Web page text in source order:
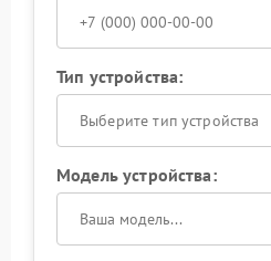
Тип устройства:
Выберите тип устройства
Модель устройства: